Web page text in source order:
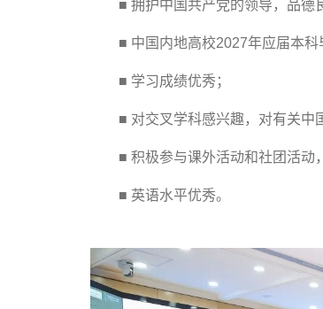
■ 拥护中国共产党的领导，品德
■ 中国内地高校2027年应届本科
■ 学习成绩优秀；
■ 对交叉学科感兴趣，对有关中
■ 积极参与课外活动和社团活动
■ 英语水平优秀。